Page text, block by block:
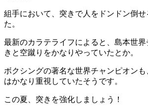
組手において、突きで人をドンドン倒
た。
最新のカラテライフによると、島本世
きと空蹴りをかなりやっていたとか。
ボクシングの著名な世界チャンピオン
はかなり重視していたそうです。
この夏、突きを強化しましょう！